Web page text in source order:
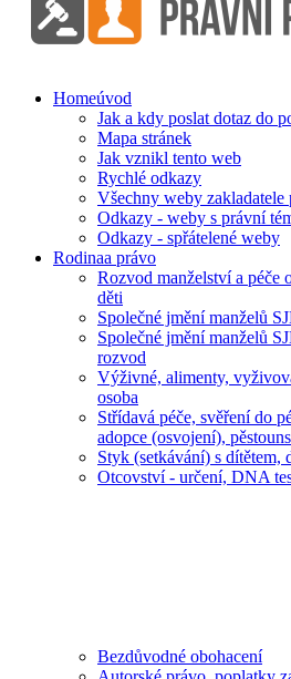
Homeúvod
Jak a kdy poslat dotaz do
Mapa stránek
Jak vznikl tento web
Rychlé odkazy
Všechny weby zakladatele
Odkazy - weby s právní
Odkazy - spřátelené weby
Rodinaa právo
Rozvod manželství a péče
děti
Společné jmění manželů
Společné jmění manželů
rozvod
Výživné, alimenty,
osoba
Střídavá péče, svěření do
adopce (osvojení),
Styk (setkávání) s dítětem,
Otcovství - určení, DNA
Bezdůvodné obohacení